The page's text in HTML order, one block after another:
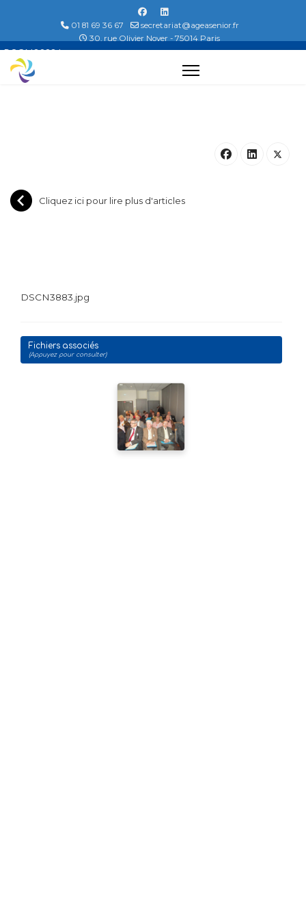
01 81 69 36 67
secretariat@ageasenior.fr
30, rue Olivier Noyer - 75014 Paris
Cliquez ici pour lire plus d'articles
DSCN3883.jpg...
DSCN3883.jpg
Fichiers associés
(Appuyez pour consulter)